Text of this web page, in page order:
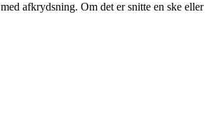
afkrydsning. Om det er snitte en ske eller